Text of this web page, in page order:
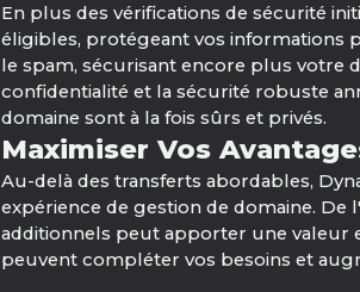
En plus des vérifications de sécurité
éligibles, protégeant vos informations
le spam, sécurisant encore plus votre
confidentialité et la sécurité robuste
domaine sont à la fois sûrs et privés.
Maximiser Vos
Au-delà des transferts abordables,
expérience de gestion de domaine.
additionnels peut apporter une valeur
peuvent compléter vos besoins et